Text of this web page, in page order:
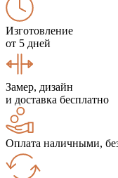
Изготовление
от 5 дней
Замер, дизайн
и доставка бесплатно
Оплата наличными,